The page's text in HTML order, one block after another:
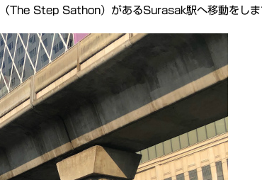
The Step Sathon）があるSurasak駅へ移動をしま